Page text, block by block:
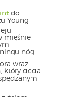
do
Young
mięśnie,
nóg.
wraz
który doda